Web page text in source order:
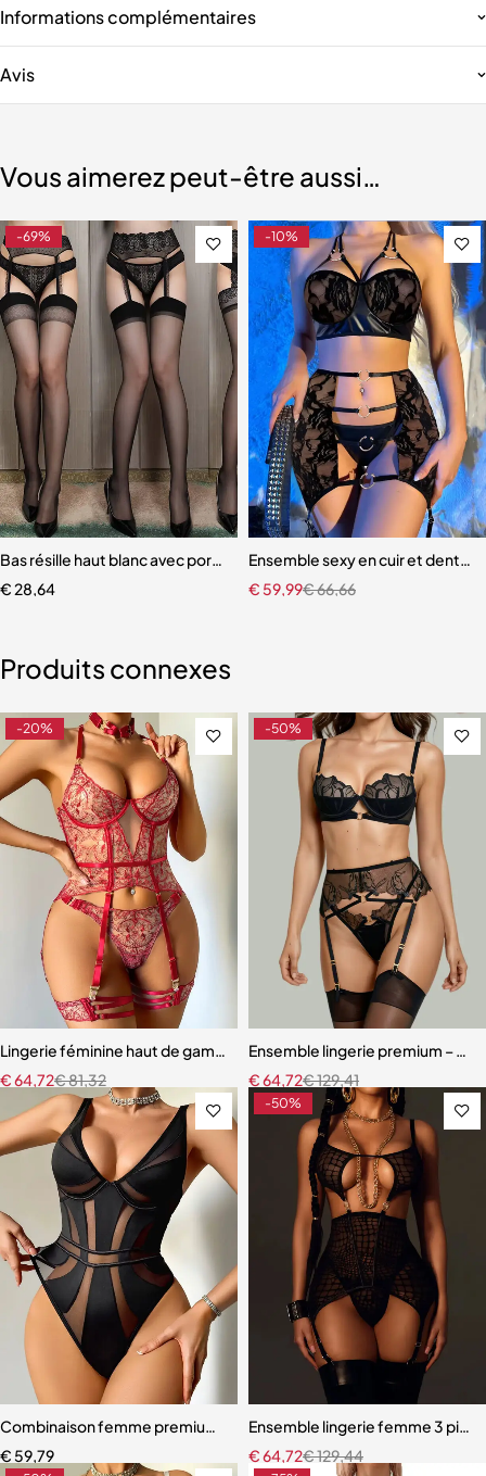
Informations complémentaires
Avis
Vous aimerez peut-être aussi…
femmes 2 pièces Transparent nœud soutien-gorge
-69%
Bas résille haut blanc avec porte-jarretelles pour femme
€28,64
-10%
Ensemble sexy en cuir et
€66,66
€ 59,99
Produits connexes
-20%
Lingerie féminine haut de gamme – Soutien-gorge et culotte en
€81,32
€64,72
-50%
Ensemble lingerie premium –
€129,41
€64,72
Combinaison femme premium – Design moderne avec effet galbant
€ 59,79
-50%
Ensemble lingerie femme 3
€129,44
€64,72